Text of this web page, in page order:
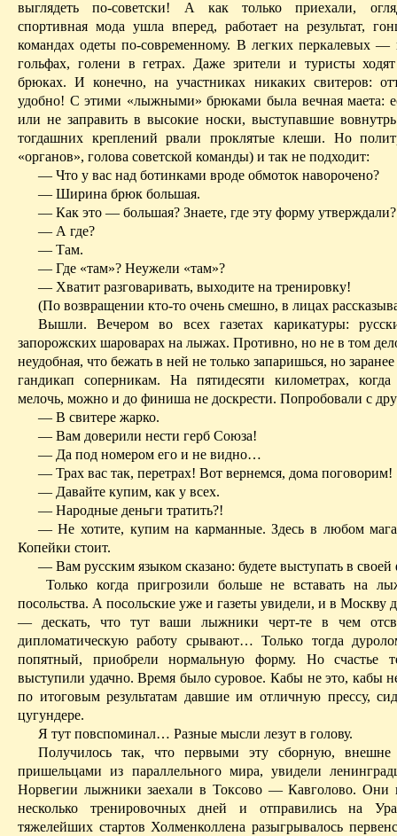
выглядеть по-советски! А как только приехали,
спортивная мода ушла вперед, работает на результат,
командах одеты по-современному. В легких перкалевых
гольфах, голени в гетрах. Даже зрители и туристы
брюках. И конечно, на участниках никаких свитеров:
удобно! С этими «лыжными» брюками была вечная маета:
или не заправить ввысокие носки, выступавшие
тогдашних креплений рвали проклятые клеши. Но
«органов», голова советской команды) и так не подходит:
— Что у вас над ботинками вроде обмоток наворочено?
— Ширина брюк большая.
— Как это — большая? Знаете, где эту форму утверждали?
— А где?
— Там.
— Где «там»? Неужели «там»?
— Хватит разговаривать, выходите на тренировку!
(По возвращении кто-то очень смешно, в лицах
Вышли. Вечером во всех газетах карикатуры:
запорожских шароварах на лыжах. Противно, но не в том
неудобная, что бежать в ней не только запаришься, но
гандикап соперникам. На пятидесяти километрах,
мелочь, можно и до финиша не доскрести. Попробовали с
— В свитере жарко.
— Вам доверили нести герб Союза!
— Да под номером его и не видно…
— Трах вас так, перетрах! Вот вернемся, дома поговорим!
— Давайте купим, как у всех.
— Народные деньги тратить?!
— Не хотите, купим на карманные. Здесь в любом
Копейки стоит.
— Вам русским языком сказано: будете выступать в
Только когда пригрозили больше не вставать на
посольства. А посольские уже и газеты увидели, и в Москву
— дескать, что тут ваши лыжники черт-те в чем
дипломатическую работу срывают… Только тогда
попятный, приобрели нормальную форму. Но счастье
выступили удачно. Время было суровое. Кабыне это, кабы
по итоговым результатам давшие им отличную прессу,
цугундере.
Я тут повспоминал… Разные мысли лезут в голову.
Получилось так, что первыми эту сборную, внешне
пришельцами из параллельного мира, увидели
Норвегии лыжники заехали в Токсово — Кавголово. Они
несколько тренировочных дней и отправились на
тяжелейших стартов Холменколлена разыгрывалось